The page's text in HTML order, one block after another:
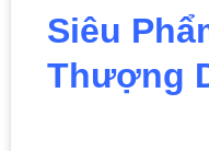
Siêu
Thượng